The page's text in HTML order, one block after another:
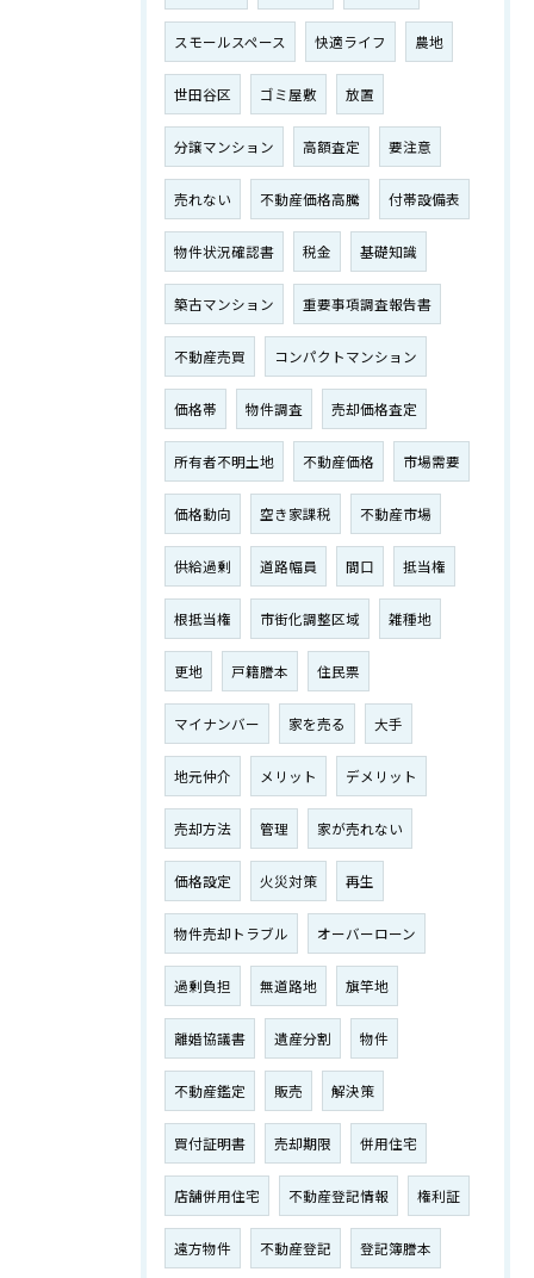
スモールスペース 快適ライフ 農地
世田谷区 ゴミ屋敷 放置
分譲マンション 高額査定 要注意
売れない 不動産価格高騰 付帯設備表
物件状況確認書 税金 基礎知識
築古マンション 重要事項調査報告書
不動産売買 コンパクトマンション
価格帯 物件調査 売却価格査定
所有者不明土地 不動産価格 市場需要
価格動向 空き家課税 不動産市場
供給過剰 道路幅員 間口 抵当権
根抵当権 市街化調整区域 雑種地
更地 戸籍謄本 住民票
マイナンバー 家を売る 大手
地元仲介 メリット デメリット
売却方法 管理 家が売れない
価格設定 火災対策 再生
物件売却トラブル オーバーローン
過剰負担 無道路地 旗竿地
離婚協議書 遺産分割 物件
不動産鑑定 販売 解決策
買付証明書 売却期限 併用住宅
店舗併用住宅 不動産登記情報 権利証
遠方物件 不動産登記 登記簿謄本